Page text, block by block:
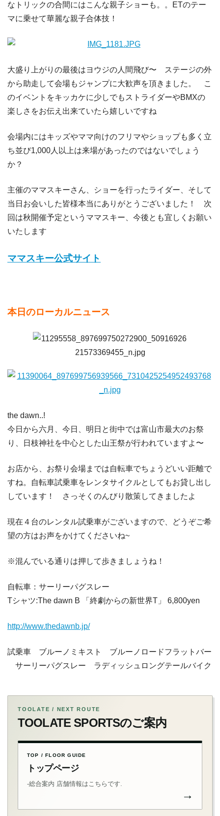
なトリックの合間にはこんな親子ショーも。。ETのテー
マに乗せて華麗な親子合体技！
大盛り上がりの最後はヨウジの人間飛び〜 ステージの外
から助走して会場もジャンプに大歓声を頂きました。 こ
のイベントをキッカケに少しでもストライダーやBMXの
楽しさをお伝え出来ていたら嬉しいですね
会場内にはキッズやママ向けのフリマやショップも多く立
ち並び1,000人以上は来場があったのではないでしょう
か？
主催のママスキーさん、ショーを行ったライダー、そして
当日お会いした皆様本当にありがとうございました！ 次
回は秋開催予定というママスキー、今後とも宜しくお願い
いたします
ママスキー公式サイト
本日のローカルニュース
the dawn..!
今日から六月、今日、明日と街中では富山市最大のお祭
り、日枝神社を中心とした山王祭が行われていますよ〜
お店から、お祭り会場までは自転車でちょうどいい距離で
すね。自転車試乗車をレンタサイクルとしてもお貸し出し
しています！ さっそくのんびり散策してきましたよ
現在４台のレンタル試乗車がございますので、どうぞご希
望の方はお声をかけてくださいね~
※混んでいる通りは押して歩きましょうね！
自転車：サーリーパグスレー
Tシャツ:The dawn B 「終劇からの新世界T」 6,800yen
http://www.thedawnb.jp/
試乗車 ブルーノミキスト ブルーノロードフラットバー
サーリーパグスレー ラディッシュロングテールバイク
TOOLATE / NEXT ROUTE
TOOLATE SPORTSのご案内
TOP / FLOOR GUIDE
トップページ
-総合案内 店舗情報はこちらです.
→